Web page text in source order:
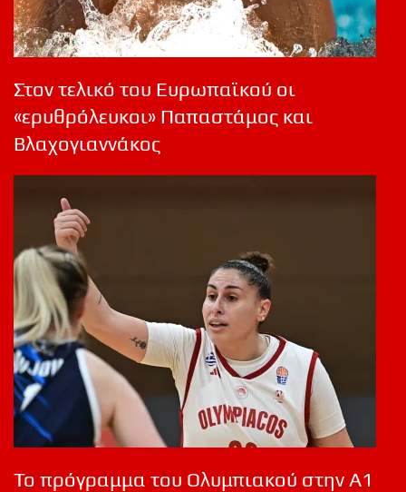
Στον τελικό του Ευρωπαϊκού οι
«ερυθρόλευκοι» Παπαστάμος και
Βλαχογιαννάκος
Το πρόγραμμα του Ολυμπιακού στην Α1